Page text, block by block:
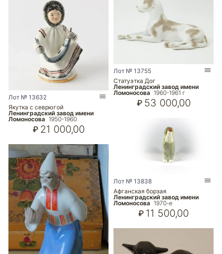
Лот № 13632
Якутка с севрюгой
Ленинградский завод имени
Ломоносова 1950-1960
₽ 21 000,00
Лот № 13755
Статуэтка Дог
Ленинградский завод имени
Ломоносова 1960-1961 г
₽ 53 000,00
Лот № 13838
Афганская борзая
Ленинградский завод имени
Ломоносова 1970-е
₽ 11 500,00